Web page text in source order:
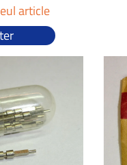
article